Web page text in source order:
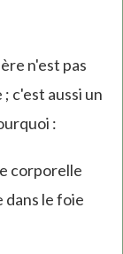
n'est pas
c'est aussi un
:
corporelle
dans le foie